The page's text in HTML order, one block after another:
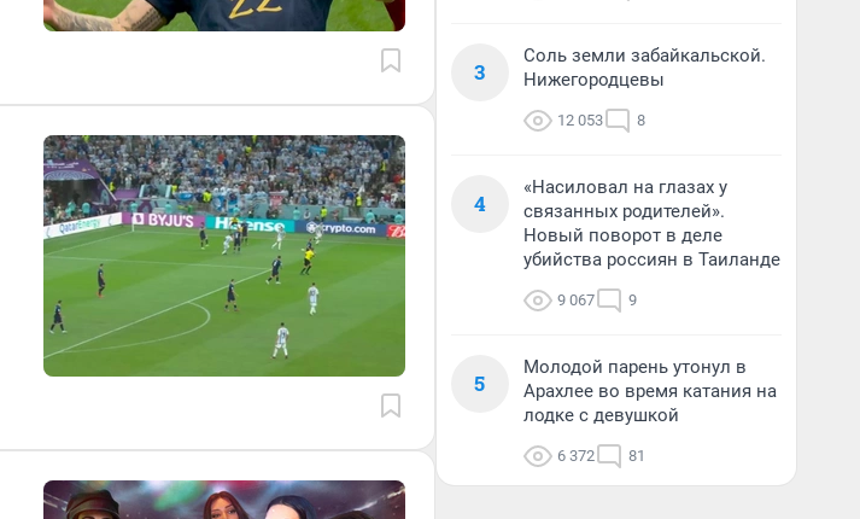
3
Соль земли забайкальской.
Нижегородцевы
12 053 8
4
«Насиловал на глазах у
связанных родителей».
Новый поворот в деле
убийства россиян в Таиланде
9 067 9
5
Молодой парень утонул в
Арахлее во время катания на
лодке с девушкой
6 372 81